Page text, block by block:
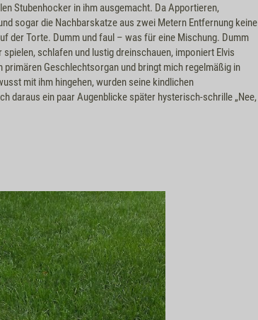
Stubenhocker in ihm ausgemacht. Da Apportieren,
sogar die Nachbarskatze aus zwei Metern Entfernung keine
der Torte. Dumm und faul – was für eine Mischung. Dumm
schlafen und lustig dreinschauen, imponiert Elvis
Geschlechtsorgan und bringt mich regelmäßig in
mit ihm hingehen, wurden seine kindlichen
daraus ein paar Augenblicke später hysterisch-schrille „Nee,